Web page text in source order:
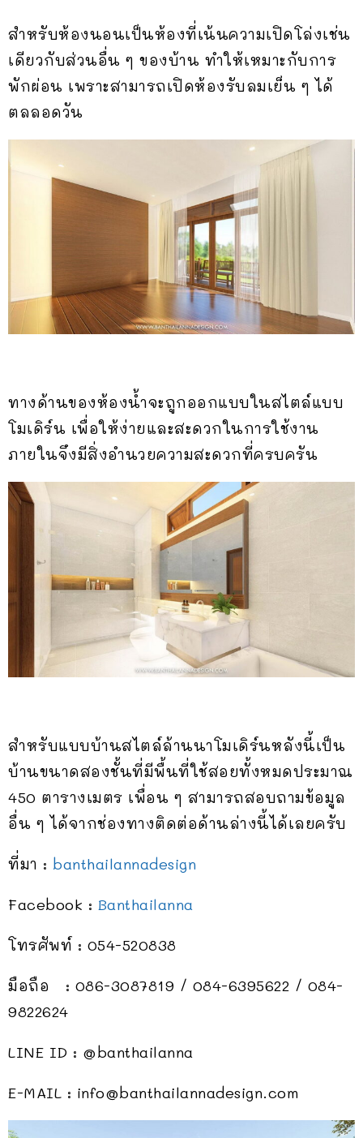
สำหรับห้องนอนเป็นห้องที่เน้นความเปิดโล่งเช่น
เดียวกับส่วนอื่น ๆ ของบ้าน ทำให้เหมาะกับการ
พักผ่อน เพราะสามารถเปิดห้องรับลมเย็น ๆ ได้
ตลลอดวัน
ทางด้านของห้องน้ำจะถูกออกแบบในสไตล์แบบ
โมเดิร์น เพื่อให้ง่ายและสะดวกในการใช้งาน
ภายในจึงมีสิ่งอำนวยความสะดวกที่ครบครัน
สำหรับแบบบ้านสไตล์ล้านนาโมเดิร์นหลังนี้เป็น
บ้านขนาดสองชั้นที่มีพื้นที่ใช้สอยทั้งหมดประมาณ
450 ตารางเมตร เพื่อน ๆ สามารถสอบถามข้อมูล
อื่น ๆ ได้จากช่องทางติดต่อด้านล่างนี้ได้เลยครับ
ที่มา : banthailannadesign
Facebook : Banthailanna
โทรศัพท์ : 054-520838
มือถือ : 086-3087819 / 084-6395622 / 084-
9822624
LINE ID : @banthailanna
E-MAIL : info@banthailannadesign.com